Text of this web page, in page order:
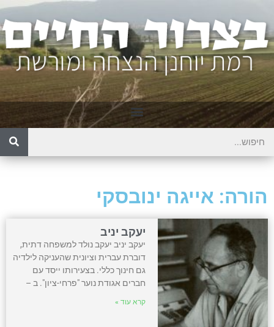
הורה: אייגה ינובסקי
יעקב יניב
יעקב יניב יעקב נולד למשפחה דתית,
דוברת עברית וציונית שהעניקה לילדיה
גם חינוך כללי. בצעירותו ייסד עם
חברים אגודת נוער "פרחי-ציון". ב –
קרא עוד »